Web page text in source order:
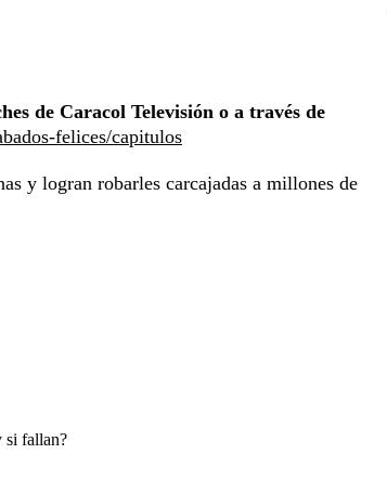
de Caracol Televisión o a través de
felices/capitulos
y logran robarles carcajadas a millones de
si fallan?